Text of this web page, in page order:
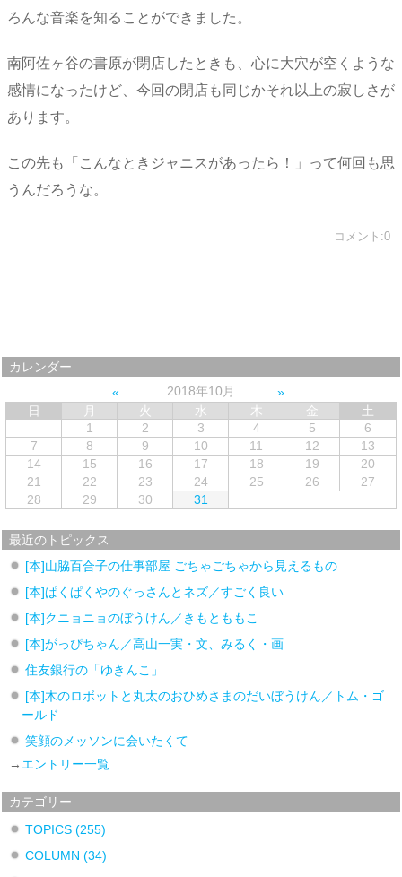
ろんな音楽を知ることができました。
南阿佐ヶ谷の書原が閉店したときも、心に大穴が空くような
感情になったけど、今回の閉店も同じかそれ以上の寂しさが
あります。
この先も「こんなときジャニスがあったら！」って何回も思
うんだろうな。
コメント:0
カレンダー
2018年10月
日
月 火 水 木 金
土
1
2 3 4 5
6
7
8 9 10 11 12
13
14
15 16 17 18 19
20
21
22 23 24 25 26
27
28
29 30 31
最近のトピックス
[本]山脇百合子の仕事部屋 ごちゃごちゃから見えるもの
[本]ぱくぱくやのぐっさんとネズ／すごく良い
[本]クニョニョのぼうけん／きもとももこ
[本]がっぴちゃん／高山一実・文、みるく・画
住友銀行の「ゆきんこ」
[本]木のロボットと丸太のおひめさまのだいぼうけん／トム・ゴ
ールド
笑顔のメッソンに会いたくて
→ エントリー一覧
カテゴリー
TOPICS(255)
COLUMN(34)